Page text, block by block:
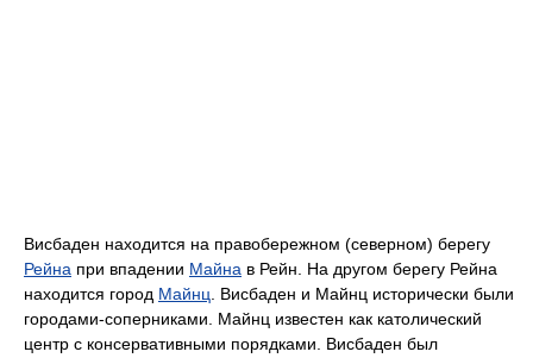
Висбаден находится на правобережном (северном) берегу
Рейна при впадении Майна в Рейн. На другом берегу Рейна
находится город Майнц . Висбаден и Майнц исторически были
городами-соперниками. Майнц известен как католический
центр с консервативными порядками. Висбаден был